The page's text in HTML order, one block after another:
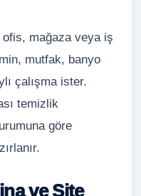
mağaza veya iş
mutfak, banyo
çalışma ister.
temizlik
göre
ve Site